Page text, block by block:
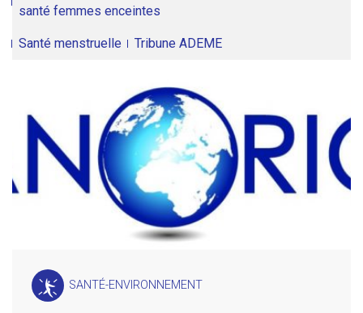
santé femmes enceintes
Santé menstruelle Tribune ADEME
SANTÉ-ENVIRONNEMENT